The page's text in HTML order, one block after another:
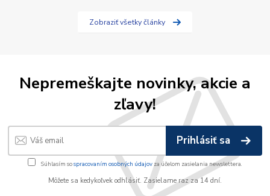
Zobraziť všetky články
Nepremeškajte novinky, akcie a
zľavy!
Prihlásiť sa
Súhlasím sospracovaním osobných údajov za účelom zasielania newslettera.
Môžete sa kedykoľvek odhlásiť. Zasielame raz za 14 dní.